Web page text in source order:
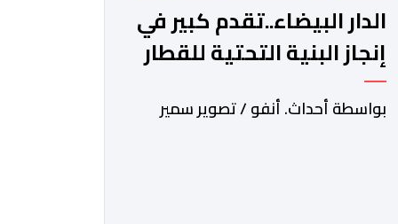
الدار البيضاء..تقدم كبير في
إنجاز البنية التحتية للقطار
فائق السرعة
بواسطة أحداث. أنفو / تصوير سمير